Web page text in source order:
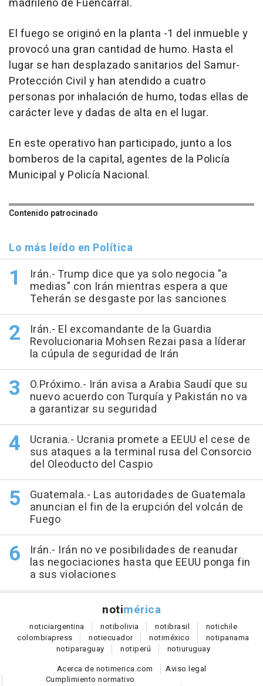
El fuego se originó en la planta -1 del inmueble y
provocó una gran cantidad de humo. Hasta el
lugar se han desplazado sanitarios del Samur-
Protección Civil y han atendido a cuatro
personas por inhalación de humo, todas ellas de
carácter leve y dadas de alta en el lugar.
En este operativo han participado, junto a los
bomberos de la capital, agentes de la Policía
Municipal y Policía Nacional.
Contenido patrocinado
Lo más leído en Política
Irán.- Trump dice que ya solo negocia "a
medias" con Irán mientras espera a que
Teherán se desgaste por las sanciones
Irán.- El excomandante de la Guardia
Revolucionaria Mohsen Rezai pasa a líderar
la cúpula de seguridad de Irán
O.Próximo.- Irán avisa a Arabia Saudí que su
nuevo acuerdo con Turquía y Pakistán no va
a garantizar su seguridad
Ucrania.- Ucrania promete a EEUU el cese de
sus ataques a la terminal rusa del Consorcio
del Oleoducto del Caspio
Guatemala.- Las autoridades de Guatemala
anuncian el fin de la erupción del volcán de
Fuego
Irán.- Irán no ve posibilidades de reanudar
las negociaciones hasta que EEUU ponga fin
a sus violaciones
notimérica
noticiargentina notibolivia notibrasil notichile
colombiapress notiecuador notiméxico notipanama
notiparaguay notiperú notiuruguay
Acerca de notimerica.com
Aviso legal
Cumplimiento normativo